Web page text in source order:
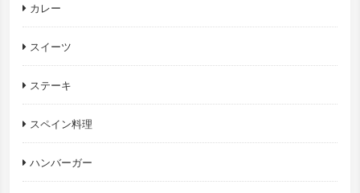
カレー
スイーツ
ステーキ
スペイン料理
ハンバーガー